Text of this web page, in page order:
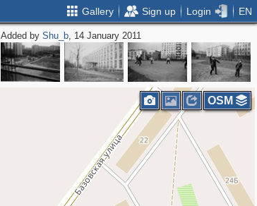
Gallery Sign up Login EN
Added byShu_b, 14 January 2011
OSM